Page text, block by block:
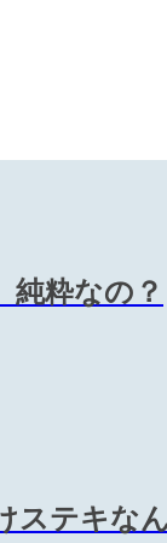
純粋なの？
ステキな